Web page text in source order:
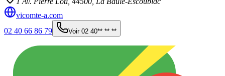
vicomte-a.com
02 40 66 86 79
Voir 02 40** ** **